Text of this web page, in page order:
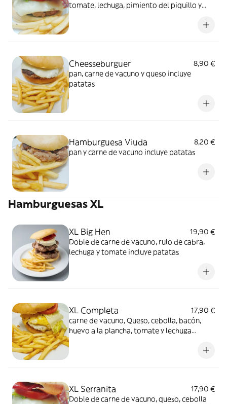
tomate, lechuga, pimiento del piquillo y
Cheesseburguer
8,90 €
pan, carne de vacuno y queso incluye
patatas
Hamburguesa Viuda
8,20 €
pan y carne de vacuno incluye patatas
Hamburguesas XL
XL Big Hen
19,90 €
Doble de carne de vacuno, rulo de cabra,
lechuga y tomate incluye patatas
XL Completa
17,90 €
carne de vacuno, Queso, cebolla, bacón,
huevo a la plancha, tomate y lechuga
XL Serranita
17,90 €
Doble de carne de vacuno, queso, cebolla